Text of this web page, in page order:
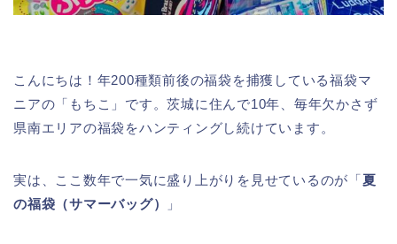
こんにちは！年200種類前後の福袋を捕獲している福袋マ
ニアの「もちこ」です。茨城に住んで10年、毎年欠かさず
県南エリアの福袋をハンティングし続けています。
実は、ここ数年で一気に盛り上がりを見せているのが「夏
の福袋（サマーバッグ）
」